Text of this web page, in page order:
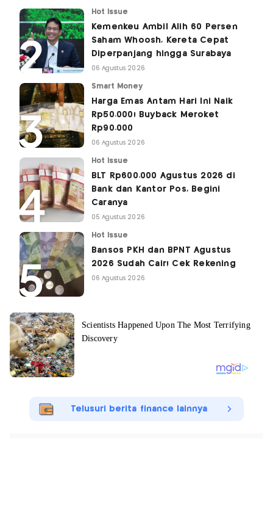
Hot Issue
Kemenkeu Ambil Alih 60 Persen
Saham Whoosh, Kereta Cepat
Diperpanjang hingga Surabaya
06 Agustus 2026
Smart Money
Harga Emas Antam Hari Ini Naik
Rp50.000! Buyback Meroket
Rp90.000
06 Agustus 2026
Hot Issue
BLT Rp600.000 Agustus 2026 di
Bank dan Kantor Pos, Begini
Caranya
05 Agustus 2026
Hot Issue
Bansos PKH dan BPNT Agustus
2026 Sudah Cair! Cek Rekening
06 Agustus 2026
Telusuri berita finance lainnya